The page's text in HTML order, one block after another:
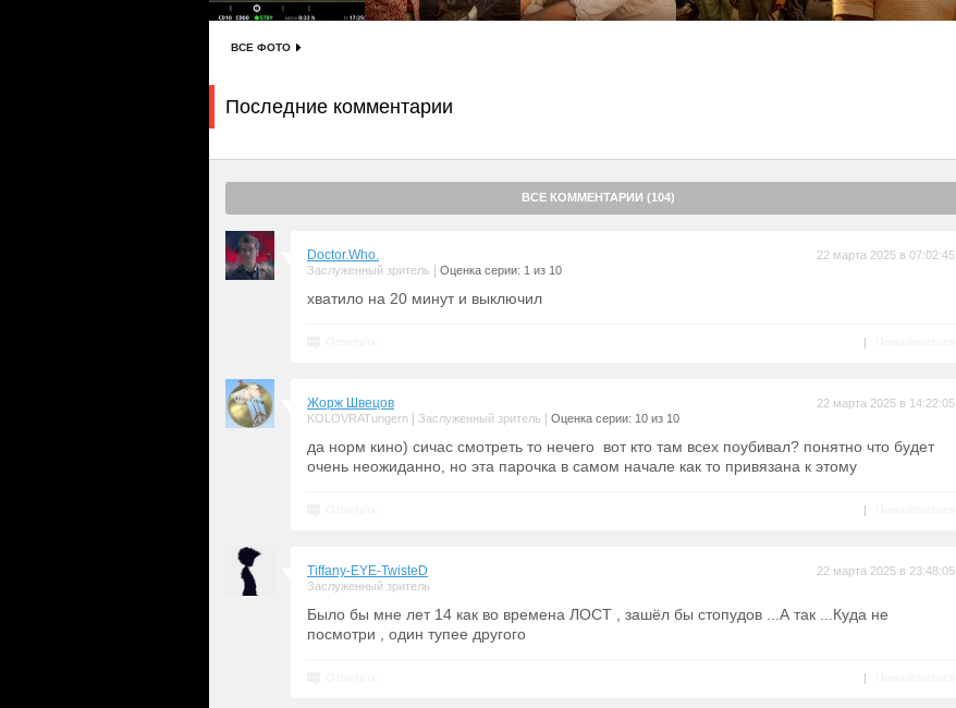
ВСЕ ФОТО
Последние комментарии
ВСЕ КОММЕНТАРИИ (104)
Doctor.Who.
Заслуженный зритель Оценка серии: 1 из 10
22 марта 2025 в 07:02:45
хватило на 20 минут и выключил
|
Жорж Швецов
KOLOVRATungern Заслуженный зритель Оценка серии: 10 из 10
22 марта 2025 в 14:22:05
да норм кино) сичас смотреть то нечего вот кто там всех поубивал? понятно что будет
очень неожиданно, но эта парочка в самом начале как то привязана к этому
|
Tiffany-EYE-TwisteD
Заслуженный зритель
22 марта 2025 в 23:48:05
Было бы мне лет 14 как во времена ЛОСТ , зашёл бы стопудов ...А так ...Куда не
посмотри , один тупее другого
|